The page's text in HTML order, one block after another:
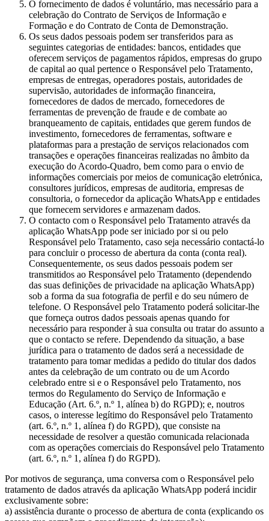
O fornecimento de dados é voluntário, mas necessário para a
celebração do Contrato de Serviços de Informação e
Formação e do Contrato de Conta de Demonstração.
Os seus dados pessoais podem ser transferidos para as
seguintes categorias de entidades: bancos, entidades que
oferecem serviços de pagamentos rápidos, empresas do grupo
de capital ao qual pertence o Responsável pelo Tratamento,
empresas de entregas, operadores postais, autoridades de
supervisão, autoridades de informação financeira,
fornecedores de dados de mercado, fornecedores de
ferramentas de prevenção de fraude e de combate ao
branqueamento de capitais, entidades que gerem fundos de
investimento, fornecedores de ferramentas, software e
plataformas para a prestação de serviços relacionados com
transações e operações financeiras realizadas no âmbito da
execução do Acordo-Quadro, bem como para o envio de
informações comerciais por meios de comunicação eletrónica,
consultores jurídicos, empresas de auditoria, empresas de
consultoria, o fornecedor da aplicação WhatsApp e entidades
que fornecem servidores e armazenam dados.
O contacto com o Responsável pelo Tratamento através da
aplicação WhatsApp pode ser iniciado por si ou pelo
Responsável pelo Tratamento, caso seja necessário contactá-lo
para concluir o processo de abertura da conta (conta real).
Consequentemente, os seus dados pessoais podem ser
transmitidos ao Responsável pelo Tratamento (dependendo
das suas definições de privacidade na aplicação WhatsApp)
sob a forma da sua fotografia de perfil e do seu número de
telefone. O Responsável pelo Tratamento poderá solicitar-lhe
que forneça outros dados pessoais apenas quando for
necessário para responder à sua consulta ou tratar do assunto a
que o contacto se refere. Dependendo da situação, a base
jurídica para o tratamento de dados será a necessidade de
tratamento para tomar medidas a pedido do titular dos dados
antes da celebração de um contrato ou de um Acordo
celebrado entre si e o Responsável pelo Tratamento, nos
termos do Regulamento do Serviço de Informação e
Educação (Art. 6.º, n.º 1, alínea b) do RGPD); e, noutros
casos, o interesse legítimo do Responsável pelo Tratamento
(art. 6.º, n.º 1, alínea f) do RGPD), que consiste na
necessidade de resolver a questão comunicada relacionada
com as operações comerciais do Responsável pelo Tratamento
(art. 6.º, n.º 1, alínea f) do RGPD).
Por motivos de segurança, uma conversa com o Responsável pelo
tratamento de dados através da aplicação WhatsApp poderá incidir
exclusivamente sobre:
a) assistência durante o processo de abertura de conta (explicando os